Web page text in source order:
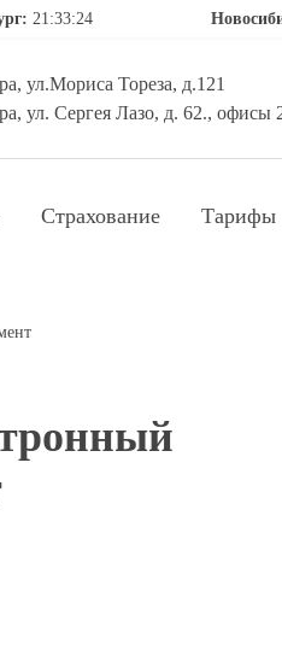
21:33:24
ул.Мориса Тореза, д.121
ул. Сергея Лазо, д. 62., офисы
Страхование Тарифы